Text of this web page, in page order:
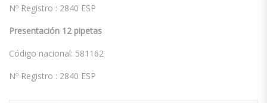
Nº Registro : 2840 ESP
Presentación 12 pipetas
Código nacional: 581162
Nº Registro : 2840 ESP